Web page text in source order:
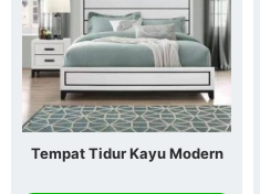
Tempat Tidur Kayu Modern